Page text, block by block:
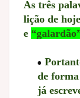
As três
lição de
e
de
já